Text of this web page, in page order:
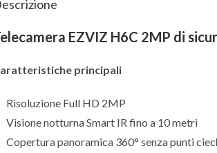
EZVIZ H6C 2MP di
principali
Risoluzione Full HD 2MP
Visione notturna Smart IR fino a 10 metri
Copertura panoramica 360° senza punti